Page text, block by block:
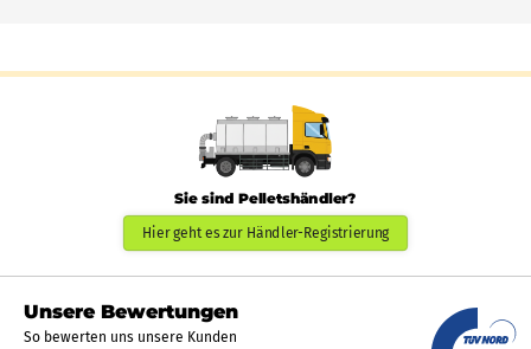
Sie sind Pelletshändler?
Hier geht es zur Händler-Registrierung
Unsere Bewertungen
So bewerten uns unsere Kunden